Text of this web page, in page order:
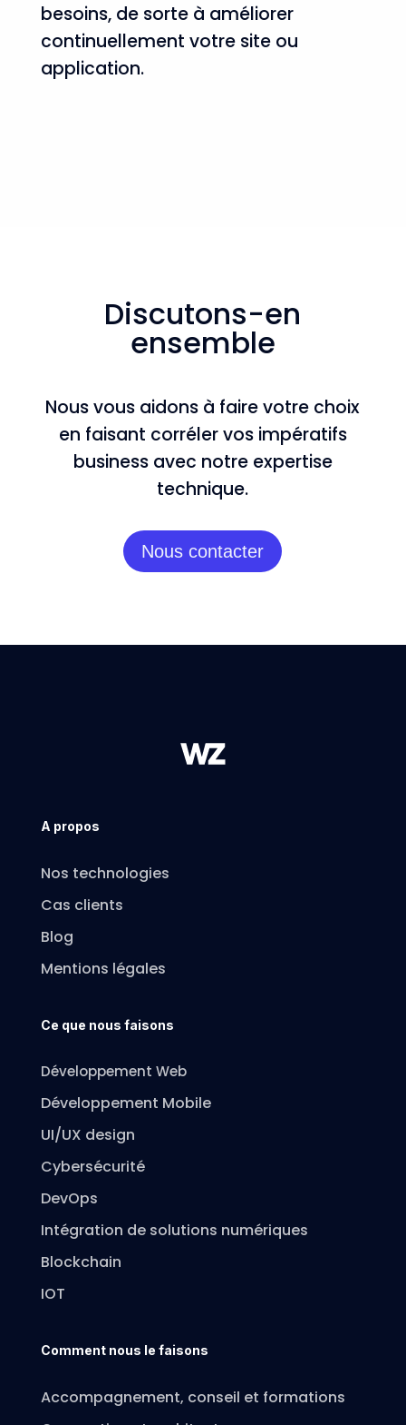
besoins, de sorte à améliorer
continuellement votre site ou
application.
Discutons-en
ensemble
Nous vous aidons à faire votre choix
en faisant corréler vos impératifs
business avec notre expertise
technique.
Nous contacter
A propos
Nos technologies
Cas clients
Blog
Mentions légales
Ce que nous faisons
Développement Web
Développement Mobile
UI/UX design
Cybersécurité
DevOps
Intégration de solutions numériques
Blockchain
IOT
Comment nous le faisons
Accompagnement, conseil et formations